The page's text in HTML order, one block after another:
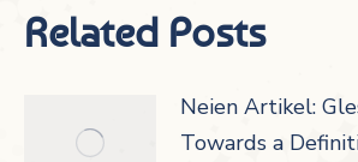
Related Posts
Neien Artikel:
Towards a